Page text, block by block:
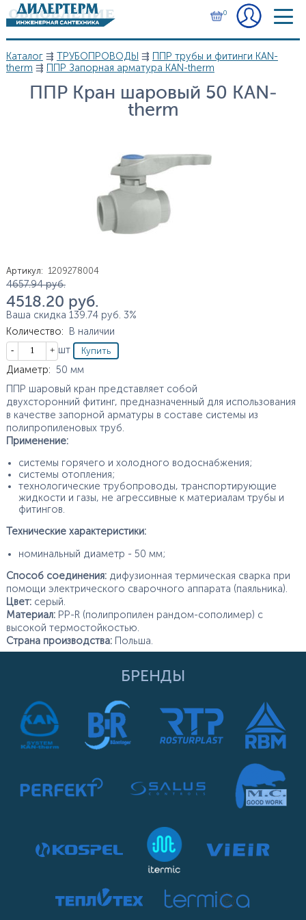
Перейти к основному содержанию
0
Вы здесь
Каталог⇶ ТРУБОПРОВОДЫ ⇶ ППР трубы и фитинги KAN-
therm ⇶ ППР Запорная арматура KAN-therm
ППР Кран шаровый 50 KAN-
therm
Артикул: 1209278004
Цена
4 657.94 руб.
4 518.20 руб.
Ваша скидка 139.74 руб. 3%
Количество:
В наличии
Кол-во
шт
Характеристики
Диаметр: 50 мм
ППР шаровый кран представляет собой
двухсторонний фитинг, предназначенный для использования
в качестве запорной арматуры в составе системы из
полипропиленовых труб.
Применение:
системы горячего и холодного водоснабжения;
системы отопления;
технологические трубопроводы, транспортирующие
жидкости и газы, не агрессивные к материалам трубы и
фитингов.
Технические характеристики:
номинальный диаметр - 50 мм;
Способ соединения:дифузионная термическая сварка при
помощи электрического сварочного аппарата (паяльника).
Цвет:серый.
Материал:PP-R (полипропилен рандом-сополимер) с
высокой термостойкостью.
Страна производства:Польша.
БРЕНДЫ